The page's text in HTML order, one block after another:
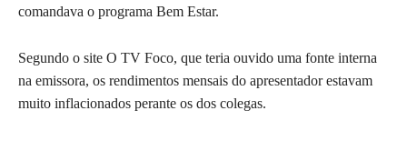
comandava o programa Bem Estar.
Segundo o site O TV Foco, que teria ouvido uma fonte interna
na emissora, os rendimentos mensais do apresentador estavam
muito inflacionados perante os dos colegas.